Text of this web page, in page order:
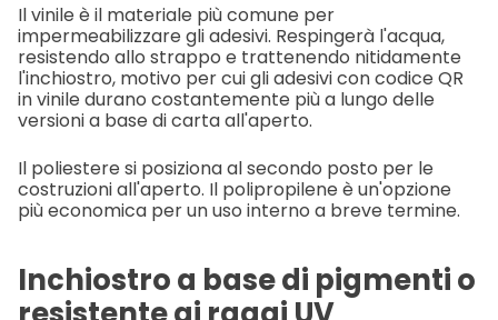
Il vinile è il materiale più comune per
impermeabilizzare gli adesivi. Respingerà l'acqua,
resistendo allo strappo e trattenendo nitidamente
l'inchiostro, motivo per cui gli adesivi con codice QR
in vinile durano costantemente più a lungo delle
versioni a base di carta all'aperto.
Il poliestere si posiziona al secondo posto per le
costruzioni all'aperto. Il polipropilene è un'opzione
più economica per un uso interno a breve termine.
Inchiostro a base di pigmenti o